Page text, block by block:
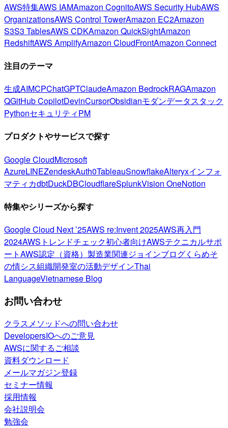
AWS特集AWS IAMAmazon CognitoAWS Security HubAWS
OrganizationsAWS Control TowerAmazon EC2Amazon
S3S3 TablesAWS CDKAmazon QuickSightAmazon
RedshiftAWS AmplifyAmazon CloudFrontAmazon Connect
注目のテーマ
生成AIMCPChatGPTClaudeAmazon BedrockRAGAmazon
QGitHub CopilotDevinCursorObsidianモダンデータスタック
PythonセキュリティPM
プロダクトやサービスで探す
Google CloudMicrosoft
AzureLINEZendeskAuth0TableauSnowflakeAlteryxインフォ
マティカdbtDuckDBCloudflareSplunkVision OneNotion
特集やシリーズから探す
Google Cloud Next ’25AWS re:Invent 2025AWS再入門
2024AWSトレンドチェック初心者向けAWSテクニカルサポ
ートAWS認定（資格） 製造業関連ジョインブログくらめそ
の情シス組織開発室の活動デザインThai
LanguageVietnamese Blog
お問い合わせ
クラスメソッドへの問い合わせ
DevelopersIOへのご意見
AWSに関するご相談
資料ダウンロード
メールマガジン登録
セミナー情報
採用情報
会社説明会
勉強会